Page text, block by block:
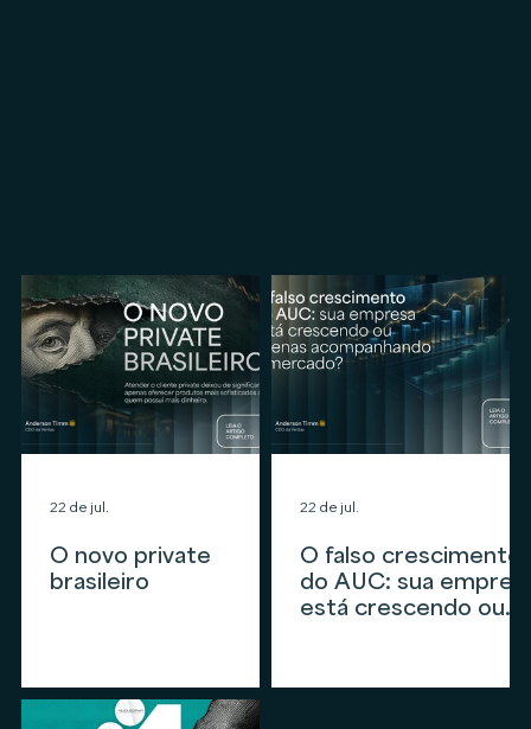
O novo private
brasileiro
22 de jul.
O falso crescimento
do AUC: sua
está crescendo ou
mercado?
22 de jul.